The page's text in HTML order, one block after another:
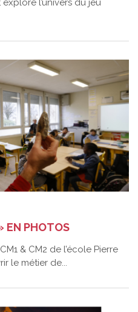
exploré l’univers du jeu
EN PHOTOS
& CM2 de l’école Pierre
le métier de...